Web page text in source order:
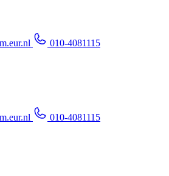
010-4081115
010-4081115